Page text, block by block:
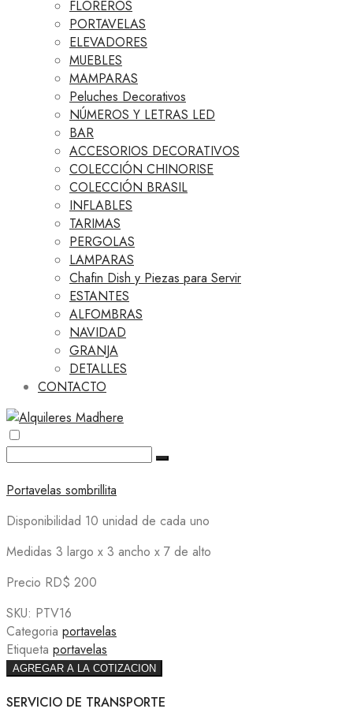
FLOREROS
PORTAVELAS
ELEVADORES
MUEBLES
MAMPARAS
Peluches Decorativos
NÚMEROS Y LETRAS LED
BAR
ACCESORIOS DECORATIVOS
COLECCIÓN CHINORISE
COLECCIÓN BRASIL
INFLABLES
TARIMAS
PERGOLAS
LAMPARAS
Chafin Dish y Piezas para Servir
ESTANTES
ALFOMBRAS
NAVIDAD
GRANJA
DETALLES
CONTACTO
Portavelas sombrillita
Disponibilidad 10 unidad de cada uno
Medidas 3 largo x 3 ancho x 7 de alto
Precio RD$ 200
SKU: PTV16
Categoria portavelas
Etiqueta portavelas
AGREGAR A LA COTIZACION
SERVICIO DE TRANSPORTE